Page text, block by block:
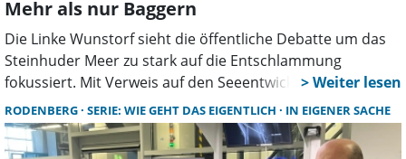
Mehr als nur Baggern
Die Linke Wunstorf sieht die öffentliche Debatte um das
Steinhuder Meer zu stark auf die Entschlammung
fokussiert. Mit Verweis auf den Seeentwicklungsplan
fordert die Partei, die Ursachen der Verschlammung
stärker zu bekämpfen und kommunale
Handlungsmöglichkeiten konsequent zu nutzen.
RODENBERG SERIE: WIE GEHT DAS EIGENTLICH IN EIGENER SACHE